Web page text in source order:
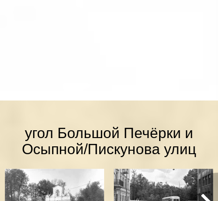
угол Большой Печёрки и
Осыпной/Пискунова улиц